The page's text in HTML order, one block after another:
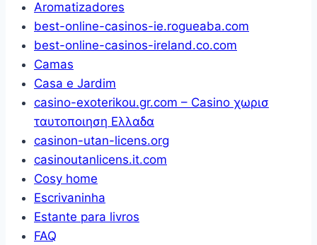
Aromatizadores
best-online-casinos-ie.rogueaba.com
best-online-casinos-ireland.co.com
Camas
Casa e Jardim
casino-exoterikou.gr.com – Casino χωρισ
ταυτοποιηση Ελλαδα
casinon-utan-licens.org
casinoutanlicens.it.com
Cosy home
Escrivaninha
Estante para livros
FAQ